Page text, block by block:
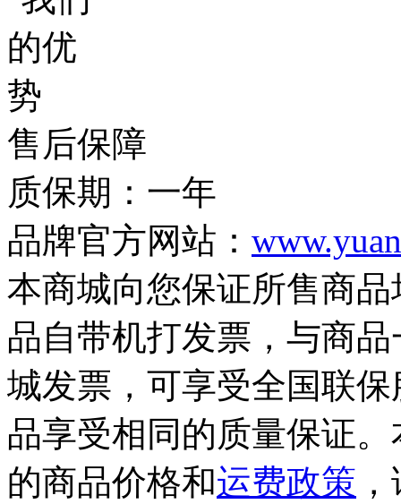
售后保障
质保期：一年
品牌官方网站：
本商城向您保证所售商
品自带机打发票，与商
城发票，可享受全国联
品享受相同的质量保证
的商品价格和运费政策